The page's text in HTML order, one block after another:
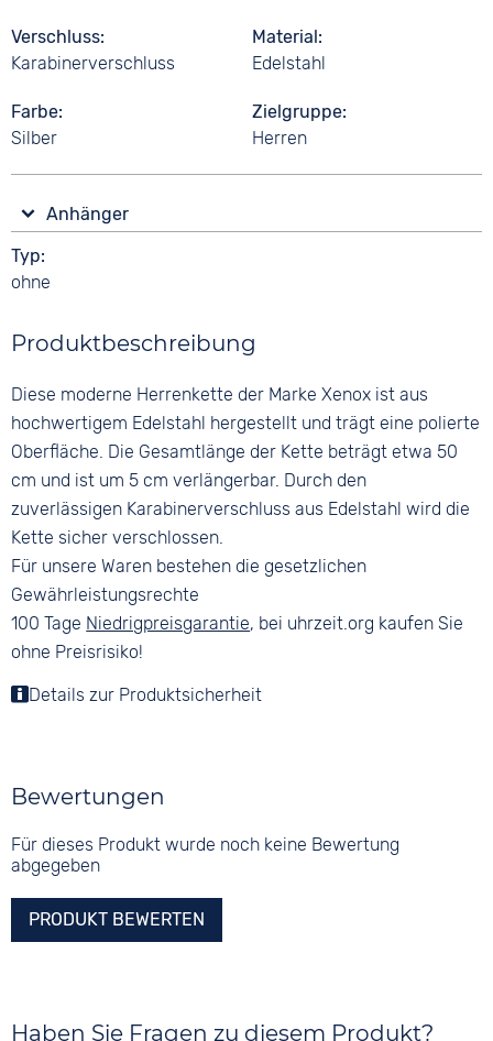
Verschluss
Karabinerverschluss
Material
Edelstahl
Farbe
Silber
Zielgruppe
Herren
Anhänger
Typ
ohne
Produktbeschreibung
Diese moderne Herrenkette der Marke Xenox ist aus
hochwertigem Edelstahl hergestellt und trägt eine polierte
Oberfläche. Die Gesamtlänge der Kette beträgt etwa 50
cm und ist um 5 cm verlängerbar. Durch den
zuverlässigen Karabinerverschluss aus Edelstahl wird die
Kette sicher verschlossen.
Für unsere Waren bestehen die gesetzlichen
Gewährleistungsrechte
100 Tage Niedrigpreisgarantie, bei uhrzeit.org kaufen Sie
ohne Preisrisiko!
Details zur Produktsicherheit
Bewertungen
Für dieses Produkt wurde noch keine Bewertung
abgegeben
PRODUKT BEWERTEN
Haben Sie Fragen zu diesem Produkt?